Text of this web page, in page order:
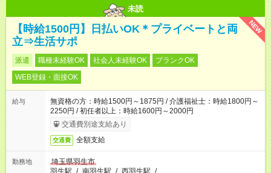
未読
NEW
【時給1500円】日払いOK＊プライベートと両
立⇒生活サポ
派遣 職種未経験OK 社会人未経験OK
ブランクOK
WEB登録・面接OK
給与
無資格の方：時給1500円～1875円 / 介護福祉士：時給1800円～
2250円 / 初任者以上：時給1600円～2000円
交通費別途支給あり
交通費 全額支給
勤務地
埼玉県羽生市
羽生駅 / 南羽生駅 / 西羽生駅 /